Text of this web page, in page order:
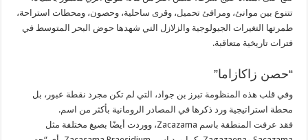
تتنوع بين موانئ، ومرافئ تحميل، وقرى ساحلية، وحصون، ومحطات استراحة،
طمرتها التغيرات الجيولوجية والزلازل التي شهدها حوض البحر المتوسط في
فترات تاريخية متعاقبة.
“حصن زاكازاما”
وفي قلب هذه المنظومة تبرز بن جواد، التي لم تكن مجرد نقطة عبور، بل
محطة استراتيجية ورد ذكرها في المصادر الرومانية بأكثر من اسم.
فقد عرفت المنطقة باسم Zacazama، ووردت أيضًا بصيغ مختلفة مثل